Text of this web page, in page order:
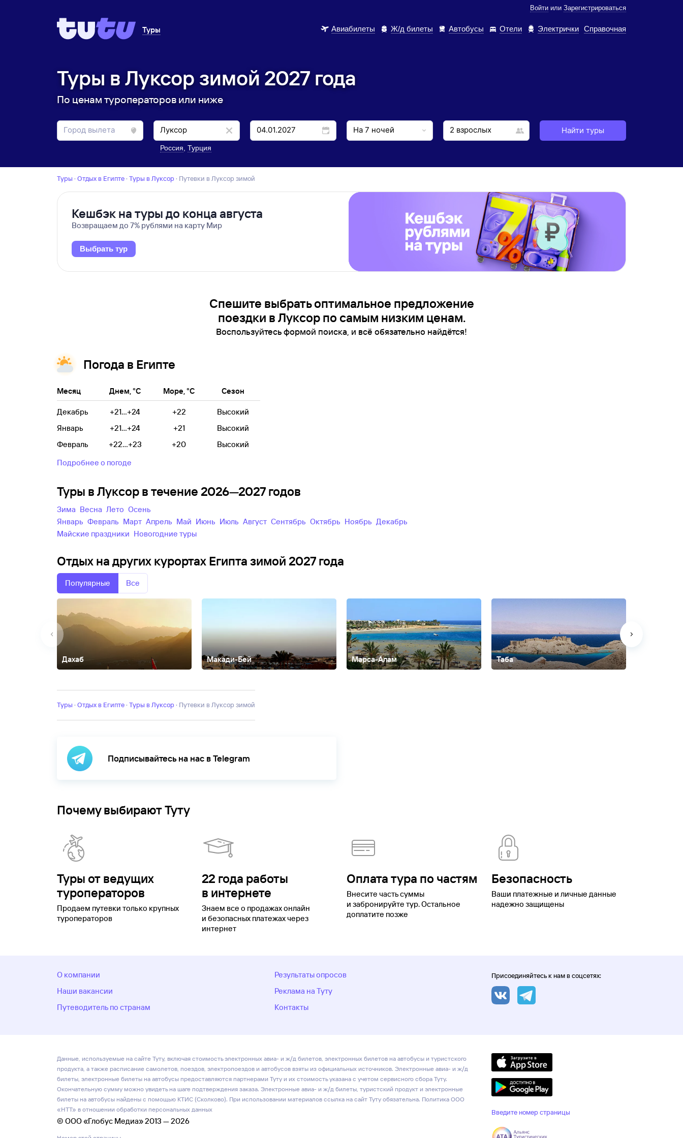
Войти или Зарегистрироваться
Туры Авиабилеты Ж/д билеты Автобусы Отели Электрички Справочная
Туры в Луксор зимой 2027 года
По ценам туроператоров или ниже
Россия Турция
Найти туры
Туры · Отдых в Египте · Туры в Луксор · Путевки в Луксор зимой
Кешбэк на туры до конца августа
Возвращаем до 7% рублями на карту Мир
Выбрать тур
Спешите выбрать оптимальное предложение
поездки в Луксор по самым низким ценам.
Воспользуйтесь формой поиска, и всё обязательно найдётся!
Погода в Египте
Месяц Днем, °C Море, °C Сезон
Декабрь +21...+24 +22
Высокий
Январь
+21...+24 +21
Высокий
Февраль
+22...+23 +20
Высокий
Подробнее о погоде
Туры в Луксор в течение 2026—2027 годов
зима весна лето
осень
Январь
Февраль Март Апрель Май Июнь Июль Август Сентябрь Октябрь Ноябрь
Декабрь
майские праздники
новогодние туры
Отдых на других курортах Египта зимой 2027 года
Популярные Все
Дахаб Макади-Бей Марса-Алам Таба
Туры · Отдых в Египте · Туры в Луксор · Путевки в Луксор зимой
Подписывайтесь на нас в Telegram
Почему выбирают Туту
Туры от ведущих
туроператоров
Продаем путевки только крупных
туроператоров
22 года работы
в интернете
Знаем все о продажах онлайн
и безопасных платежах через
интернет
Оплата тура по частям
Внесите часть суммы
и забронируйте тур. Остальное
доплатите позже
Безопасность
Ваши платежные и личные данные
надежно защищены
О компании
Наши вакансии
Путеводитель по странам
Результаты опросов
Реклама на Туту
Контакты
Присоединяйтесь к нам в соцсетях:
Введите номер страницы
© ООО «Глобус Медиа» 2013 — 2026
Данные, используемые на сайте Туту, включая стоимость электронных авиа- и ж/д билетов, электронных билетов на автобусы и туристского
продукта, а также расписание самолетов, поездов, электропоездов и автобусов взяты из официальных источников. Электронные авиа- и ж/д
билеты, электронные билеты на автобусы предоставляются партнерами Туту и их стоимость указана с учетом сервисного сбора Туту.
Окончательную сумму можно увидеть на шаге подтверждения заказа. Электронные авиа- и ж/д билеты, туристский продукт и электронные
билеты на автобусы найдены с помощью КТИС (Сколково). При использовании материалов ссылка на сайт Туту обязательна. Политика ООО
«НТТ» в отношении обработки персональных данных